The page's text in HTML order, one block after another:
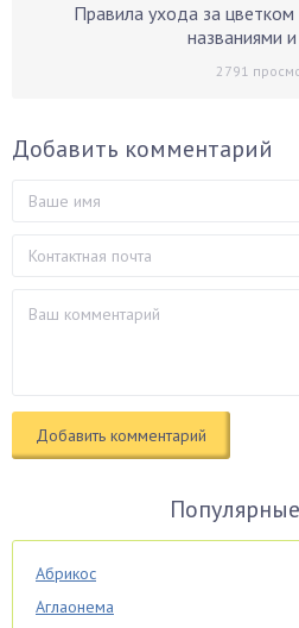
Правила ухода за
названиями
2791
Добавить комментарий
Абрикос
Аглаонема